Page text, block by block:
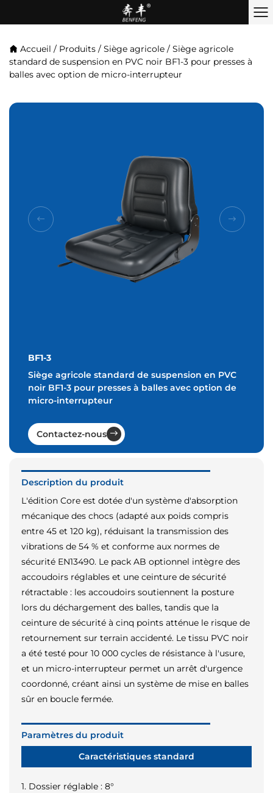
Accueil / Produits / Siège agricole / Siège agricole
standard de suspension en PVC noir BF1-3 pour presses à
balles avec option de micro-interrupteur
BF1-3
Siège agricole standard de suspension en PVC
noir BF1-3 pour presses à balles avec option de
micro-interrupteur
Contactez-nous
Description du produit
L'édition Core est dotée d'un système d'absorption
mécanique des chocs (adapté aux poids compris
entre 45 et 120 kg), réduisant la transmission des
vibrations de 54 % et conforme aux normes de
sécurité EN13490. Le pack AB optionnel intègre des
accoudoirs réglables et une ceinture de sécurité
rétractable : les accoudoirs soutiennent la posture
lors du déchargement des balles, tandis que la
ceinture de sécurité à cinq points atténue le risque de
retournement sur terrain accidenté. Le tissu PVC noir
a été testé pour 10 000 cycles de résistance à l'usure,
et un micro-interrupteur permet un arrêt d'urgence
coordonné, créant ainsi un système de mise en balles
sûr en boucle fermée.
Paramètres du produit
Caractéristiques standard
1. Dossier réglable : 8°